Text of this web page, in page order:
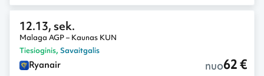
12.13, sek.
Malaga AGP – Kaunas KUN
Tiesioginis, Savaitgalis
Ryanair nuo62 €